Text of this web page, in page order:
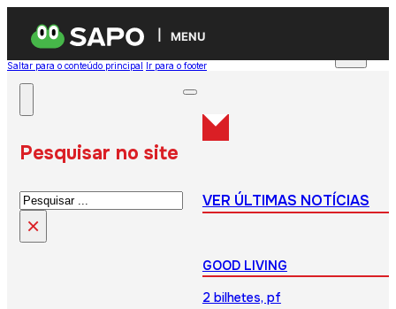
MENU
Saltar para o conteúdo principal Ir para o footer
Pesquisar no site
Pesquisar
×
VER ÚLTIMAS NOTÍCIAS
GOOD LIVING
2 bilhetes, pf